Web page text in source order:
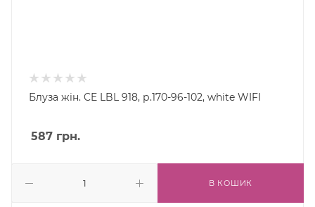
Блуза жін. CE LBL 918, р.170-96-102, white WIFI
587 грн.
В КОШИК